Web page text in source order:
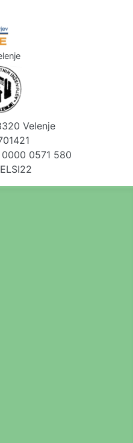
Velenje
0000 0571 580